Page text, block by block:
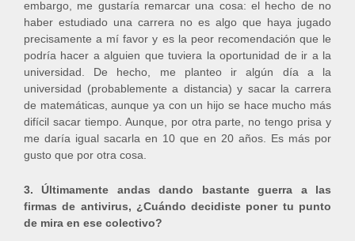
embargo, me gustaría remarcar una cosa: el hecho de no
haber estudiado una carrera no es algo que haya jugado
precisamente a mí favor y es la peor recomendación que le
podría hacer a alguien que tuviera la oportunidad de ir a la
universidad. De hecho, me planteo ir algún día a la
universidad (probablemente a distancia) y sacar la carrera
de matemáticas, aunque ya con un hijo se hace mucho más
difícil sacar tiempo. Aunque, por otra parte, no tengo prisa y
me daría igual sacarla en 10 que en 20 años. Es más por
gusto que por otra cosa.
3. Últimamente andas dando bastante guerra a las
firmas de antivirus, ¿Cuándo decidiste poner tu punto
de mira en ese colectivo?